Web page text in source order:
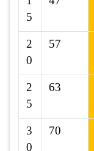
5
2
0
57
2
5
63
3
0
70